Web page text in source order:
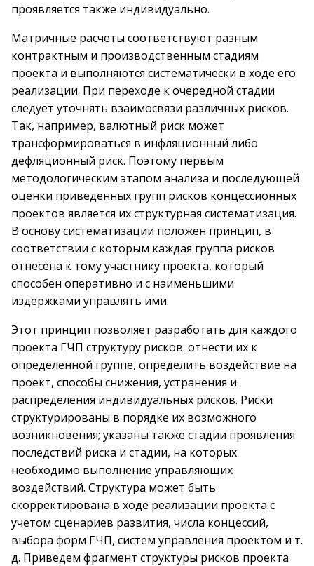
проявляется также индивидуально.
Матричные расчеты соответствуют разным
контрактным и производственным стадиям
проекта и выполняются систематически в ходе его
реализации. При переходе к очередной стадии
следует уточнять взаимосвязи различных рисков.
Так, например, валютный риск может
трансформироваться в инфляционный либо
дефляционный риск. Поэтому первым
методологическим этапом анализа и последующей
оценки приведенных групп рисков концессионных
проектов является их структурная систематизация.
В основу систематизации положен принцип, в
соответствии с которым каждая группа рисков
отнесена к тому участнику проекта, который
способен оперативно и с наименьшими
издержками управлять ими.
Этот принцип позволяет разработать для каждого
проекта ГЧП структуру рисков: отнести их к
определенной группе, определить воздействие на
проект, способы снижения, устранения и
распределения индивидуальных рисков. Риски
структурированы в порядке их возможного
возникновения; указаны также стадии проявления
последствий риска и стадии, на которых
необходимо выполнение управляющих
воздействий. Структура может быть
скорректирована в ходе реализации проекта с
учетом сценариев развития, числа концессий,
выбора форм ГЧП, систем управления проектом и т.
д. Приведем фрагмент структуры рисков проекта